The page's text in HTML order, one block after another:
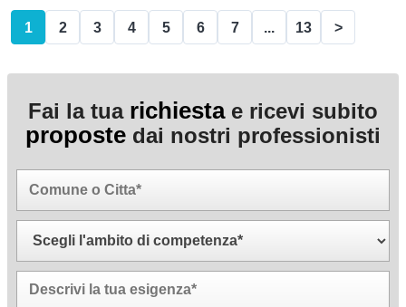
1 2 3 4 5 6 7 ... 13 >
Fai la tua richiestae ricevi subito
proposte dai nostri professionisti